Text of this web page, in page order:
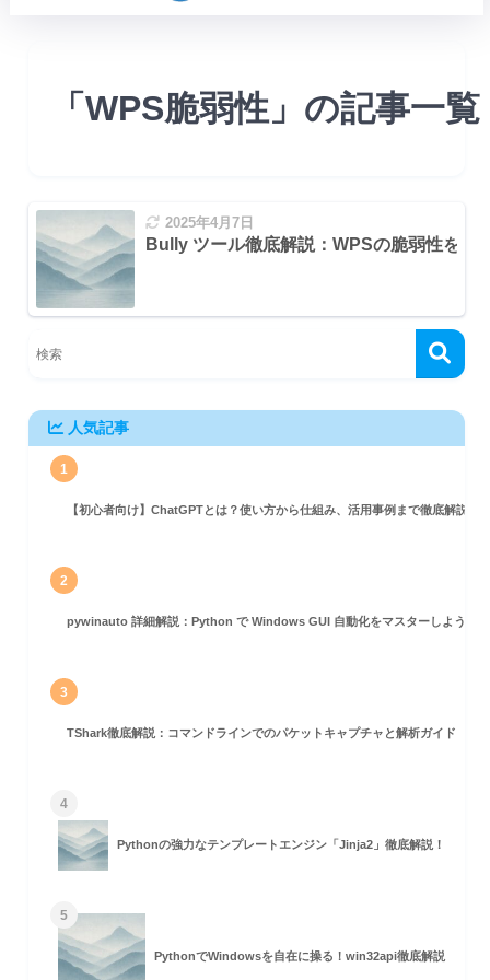
ストール
「WPS脆弱性」の記事一覧
2025年4月7日
Bully ツール徹底解説：WPSの脆弱性を突
人気記事
1
【初心者向け】ChatGPTとは？使い方から仕組み、活用事例まで徹底解説
2
pywinauto 詳細解説：Python で Windows GUI 自動化をマスターしよう！
3
TShark徹底解説：コマンドラインでのパケットキャプチャと解析ガイド
4
Pythonの強力なテンプレートエンジン「Jinja2」徹底解説！
5
PythonでWindowsを自在に操る！win32api徹底解説